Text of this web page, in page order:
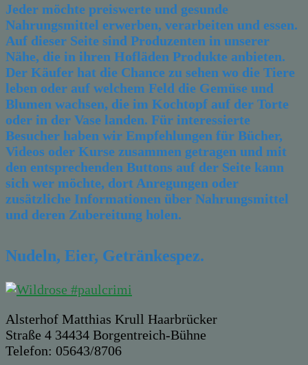
Jeder möchte preiswerte und gesunde
Nahrungsmittel erwerben, verarbeiten und essen.
Auf dieser Seite sind Produzenten in unserer
Nähe, die in ihren Hofläden Produkte anbieten.
Der Käufer hat die Chance zu sehen wo die Tiere
leben oder auf welchem Feld die Gemüse und
Blumen wachsen, die im Kochtopf auf der Torte
oder in der Vase landen. Für interessierte
Besucher haben wir Empfehlungen für Bücher,
Videos oder Kurse zusammen getragen und mit
den entsprechenden Buttons auf der Seite kann
sich wer möchte, dort Anregungen oder
zusätzliche Informationen über Nahrungsmittel
und deren Zubereitung holen.
Nudeln, Eier, Getränkespez.
Alsterhof Matthias Krull Haarbrücker
Straße 4 34434 Borgentreich-Bühne
Telefon: 05643/8706